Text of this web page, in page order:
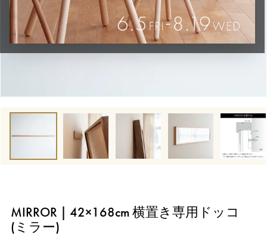
MIRROR | 42×168cm 横置き専用ドッコ
(ミラー)